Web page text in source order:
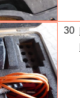
30